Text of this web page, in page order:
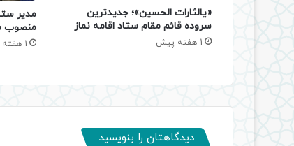
«یالثارات الحسین»؛ جدیدترین
سروده قائم مقام ستاد اقامه نماز
1 هفته پیش
مدیر
منصوب
1 هفته پیش
دیدگاهتان را بنویسید